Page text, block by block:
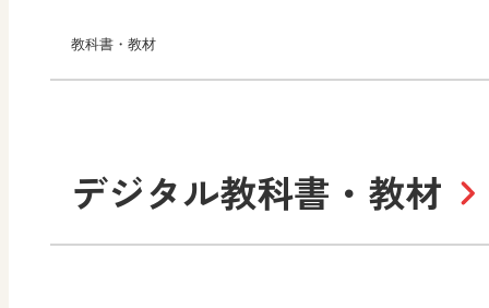
教科書・教材
小学校
社会
算数
デジタル教科書・教材